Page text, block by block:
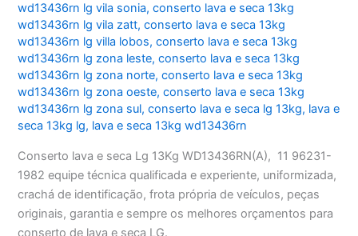
wd13436rn lg vila sonia,conserto lava e seca 13kg
wd13436rn lg vila zatt,conserto lava e seca 13kg
wd13436rn lg villa lobos,conserto lava e seca 13kg
wd13436rn lg zona leste,conserto lava e seca 13kg
wd13436rn lg zona norte,conserto lava e seca 13kg
wd13436rn lg zona oeste,conserto lava e seca 13kg
wd13436rn lg zona sul,conserto lava e seca lg 13kg, lava e
seca 13kg lg, lava e seca 13kg wd13436rn
Conserto lava e seca Lg 13Kg WD13436RN(A), 11 96231-
1982 equipe técnica qualificada e experiente, uniformizada,
crachá de identificação, frota própria de veículos, peças
originais, garantia e sempre os melhores orçamentos para
conserto de lava e seca LG.